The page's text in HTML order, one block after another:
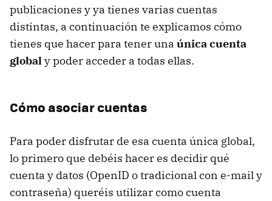
publicaciones y ya tienes varias cuentas
distintas, a continuación te explicamos cómo
tienes que hacer para tener una única cuenta
globaly poder acceder a todas ellas.
Cómo asociar cuentas
Para poder disfrutar de esa cuenta única global,
lo primero que debéis hacer es decidir qué
cuenta y datos (OpenID o tradicional con e-mail y
contraseña) queréis utilizar como cuenta